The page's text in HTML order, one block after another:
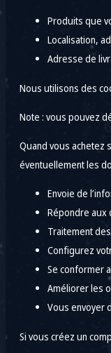
Produits que
Localisation,
Adresse de
Nous utilisons des
Note : vous pouvez
Quand vous achetez
éventuellement les
Envoie de
Répondre aux
Traitement
Configurez
Se conformer
Améliorer les
Vous envoyer
Si vous créez un